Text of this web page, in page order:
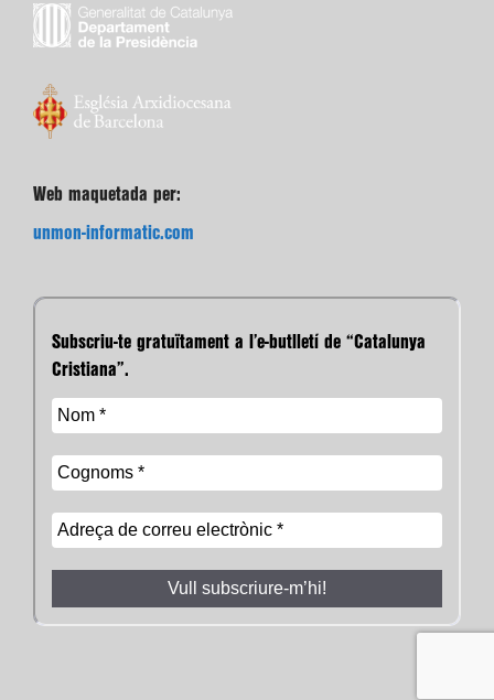
Web maquetada per:
unmon-informatic.com
Subscriu-te gratuïtament a l’e-butlletí de “Catalunya
Cristiana”.